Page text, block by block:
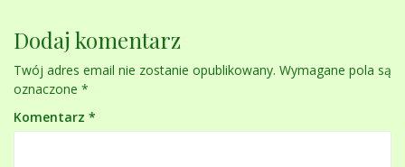
Dodaj komentarz
Twój adres email nie zostanie opublikowany. Wymagane pola są
oznaczone *
Komentarz *